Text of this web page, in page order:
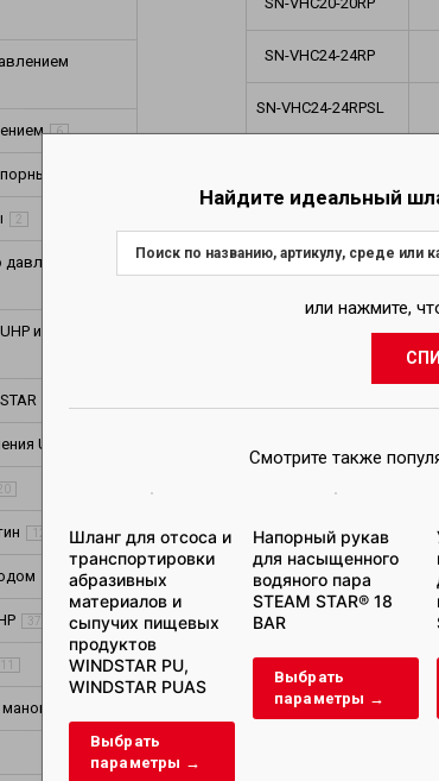
SN-VHC24-24RP
SN-VHC24-24RPSL
SN-VHC6-6RP
SN-VHC8-8RP
Вам
Позвоните нам:+7
ОТПРАВИТЬ
6
2
и
UHP
12
37
Найдите идеальный
или нажмите,
Смотрите также
Шланг для отсоса и
транспортировки
абразивных
материалов и
сыпучих пищевых
продуктов
WINDSTAR PU,
WINDSTAR PUAS
Выбрать
параметры →
Напорный рукав
для насыщенного
водяного пара
STEAM STAR® 18
BAR
Выбрать
параметры →